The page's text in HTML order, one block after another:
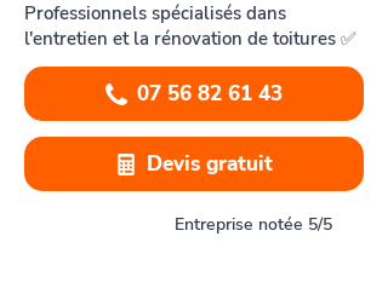
Professionnels spécialisés dans
l'entretien et la rénovation de toitures ✅
07 56 82 61 43
Devis gratuit
Entreprise notée 5/5